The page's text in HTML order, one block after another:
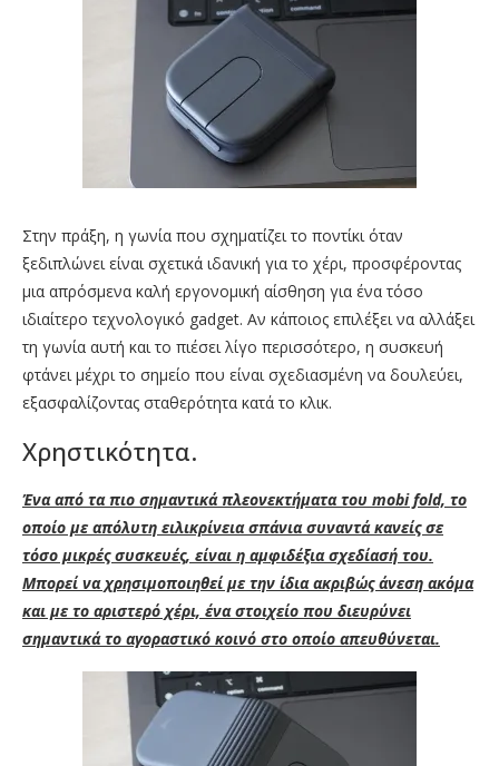
Στην πράξη, η γωνία που σχηματίζει το ποντίκι όταν
ξεδιπλώνει είναι σχετικά ιδανική για το χέρι, προσφέροντας
μια απρόσμενα καλή εργονομική αίσθηση για ένα τόσο
ιδιαίτερο τεχνολογικό gadget. Αν κάποιος επιλέξει να αλλάξει
τη γωνία αυτή και το πιέσει λίγο περισσότερο, η συσκευή
φτάνει μέχρι το σημείο που είναι σχεδιασμένη να δουλεύει,
εξασφαλίζοντας σταθερότητα κατά το κλικ.
Χρηστικότητα.
Ένα από τα πιο σημαντικά πλεονεκτήματα του mobi fold, το
οποίο με απόλυτη ειλικρίνεια σπάνια συναντά κανείς σε
τόσο μικρές συσκευές, είναι η αμφιδέξια σχεδίασή του.
Μπορεί να χρησιμοποιηθεί με την ίδια ακριβώς άνεση ακόμα
και με το αριστερό χέρι, ένα στοιχείο που διευρύνει
σημαντικά το αγοραστικό κοινό στο οποίο απευθύνεται.